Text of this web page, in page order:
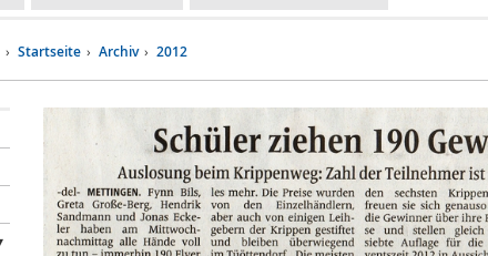
Startseite Archiv 2012